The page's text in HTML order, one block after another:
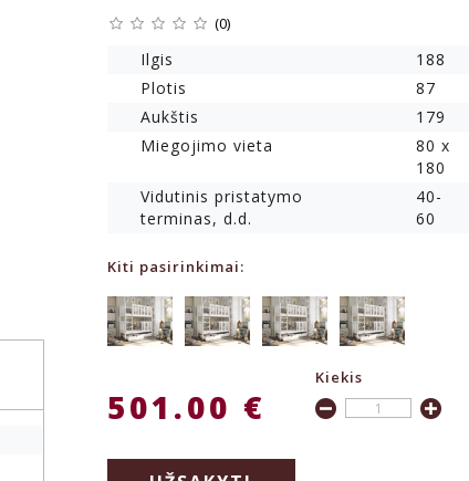
(0)
Ilgis
188
Plotis
87
Aukštis
179
Miegojimo vieta
80 x
180
Vidutinis pristatymo
terminas, d.d.
40-
60
Kiti pasirinkimai:
501.00 €
Kiekis